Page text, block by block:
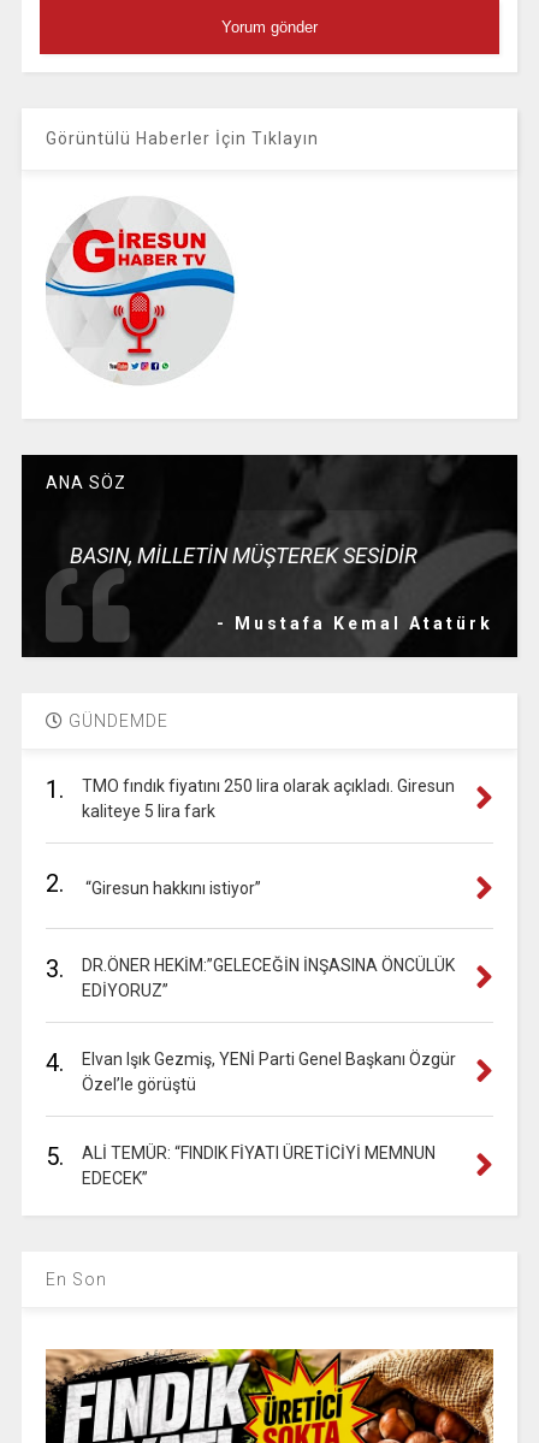
Görüntülü Haberler İçin Tıklayın
ANA SÖZ
BASIN, MİLLETİN MÜŞTEREK SESİDİR
- Mustafa Kemal Atatürk
GÜNDEMDE
1.
TMO fındık fiyatını 250 lira olarak açıkladı. Giresun
kaliteye 5 lira fark
2. “Giresun hakkını istiyor”
3.
DR.ÖNER HEKİM:”GELECEĞİN İNŞASINA ÖNCÜLÜK
EDİYORUZ”
4.
Elvan Işık Gezmiş, YENİ Parti Genel Başkanı Özgür
Özel’le görüştü
5.
ALİ TEMÜR: “FINDIK FİYATI ÜRETİCİYİ MEMNUN
EDECEK”
En Son